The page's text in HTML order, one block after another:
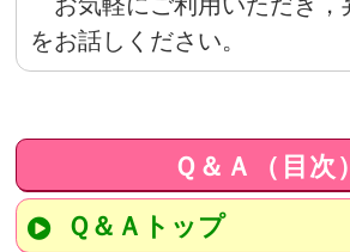
をお話しください。
Ｑ＆Ａ（目次）
Ｑ＆Ａトップ